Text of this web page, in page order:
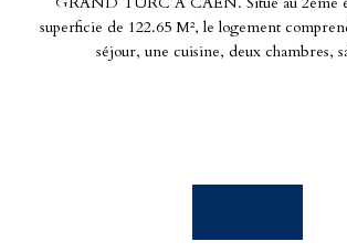
superficie de 122.65 M², le logement
séjour, une cuisine, deux chambres,